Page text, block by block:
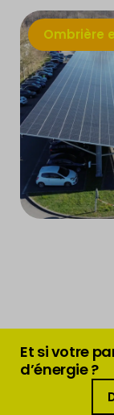
Ombrière
Et si votre
d’énergie ?